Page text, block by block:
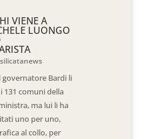
VIENE A
LUONGO
governatore Bardi li
131 comuni della
ma lui li ha
uno per uno,
al collo, per